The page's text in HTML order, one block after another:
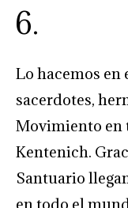
6.
Lo hacemos
sacerdotes,
Movimiento en
Kentenich.
Santuario
en todo el